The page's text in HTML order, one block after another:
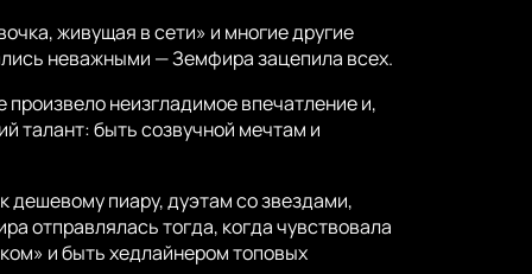
живущая в сети» и многие другие
неважными — Земфира зацепила всех.
неизгладимое впечатление и,
талант: быть созвучной мечтам и
дешевому пиару, дуэтам со звездами,
отправлялась тогда, когда чувствовала
и быть хедлайнером топовых